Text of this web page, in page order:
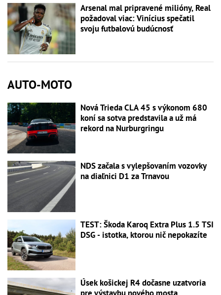
Arsenal mal pripravené milióny, Real
požadoval viac: Vinícius spečatil
svoju futbalovú budúcnosť
AUTO-MOTO
Nová Trieda CLA 45 s výkonom 680
koní sa sotva predstavila a už má
rekord na Nurburgringu
NDS začala s vylepšovaním vozovky
na diaľnici D1 za Trnavou
TEST: Škoda Karoq Extra Plus 1.5 TSI
DSG - istotka, ktorou nič nepokazíte
Úsek košickej R4 dočasne uzatvoria